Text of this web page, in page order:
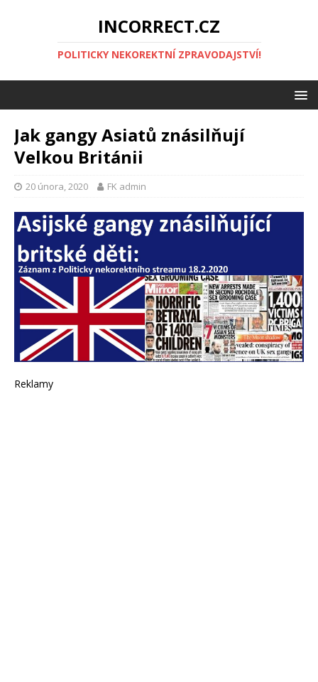
INCORRECT.CZ
POLITICKY NEKOREKTNÍ ZPRAVODAJSTVÍ!
Jak gangy Asiatů znásilňují
Velkou Británii
20 února, 2020 FK admin
Reklamy